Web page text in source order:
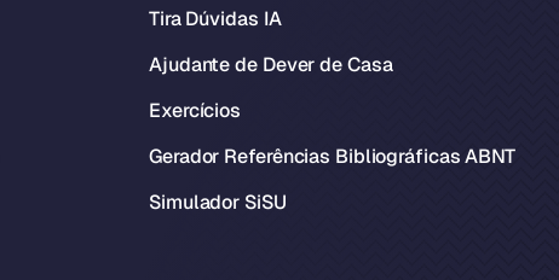
Tira Dúvidas IA
Ajudante de Dever de Casa
Exercícios
Gerador Referências Bibliográficas ABNT
Simulador SiSU